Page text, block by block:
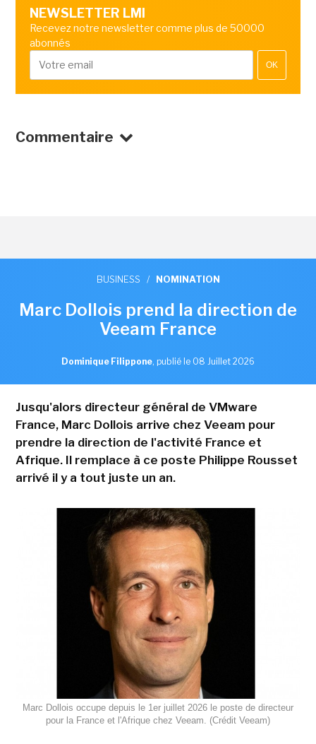
NEWSLETTER LMI
Recevez notre newsletter comme plus de 50000
abonnés
OK
Commentaire
BUSINESS / NOMINATION
Marc Dollois prend la direction de
Veeam France
Dominique Filippone, publié le 08 Juillet 2026
Jusqu'alors directeur général de VMware
France, Marc Dollois arrive chez Veeam pour
prendre la direction de l'activité France et
Afrique. Il remplace à ce poste Philippe Rousset
arrivé il y a tout juste un an.
Marc Dollois occupe depuis le 1er juillet 2026 le poste de directeur
pour la France et l'Afrique chez Veeam. (Crédit Veeam)